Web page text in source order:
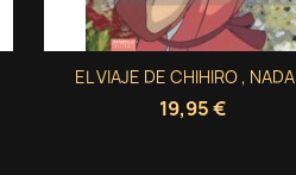
EL VIAJE DE CHIHIRO ,
19,95 €
Vista rápida